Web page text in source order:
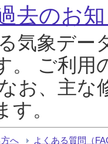
去のお
気象デー
。 ご利用
お、主な
す。
へ よくある質問（